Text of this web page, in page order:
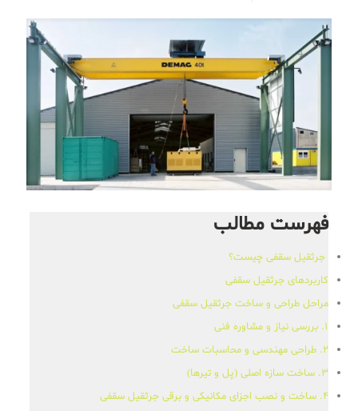
فهرست مطالب
جرثقیل سقفی چیست؟
کاربردهای جرثقیل سقفی
مراحل طراحی و ساخت جرثقیل سقفی
۱. بررسی نیاز و مشاوره فنی
۲. طراحی مهندسی و محاسبات ساخت
۳. ساخت سازه اصلی (پل و تیرها)
۴. ساخت و نصب اجزای مکانیکی و برقی جرثقیل سقفی